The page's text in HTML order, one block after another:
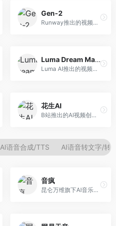
Gen-2
Runway推出的视频生成模型，专注于文生视频和视频风格转换。面向影视制作人和创意工作者，支持文本到视频、图像到视频等多种生成模式，视频质量专业级。
Luma Dream Machine
Luma AI推出的视频生成工具，专注于高质量视频创作。面向影视创作者和内容生产者，支持文生视频、图生视频，视频质量高，物理运动流畅自然。
花生AI
B站推出的AI视频创作工具，专注于短视频内容生成。面向B站创作者，支持视频生成、视频编辑等功能，与B站平台深度整合，创作效率高。
AI语音合成/TTS AI语音转文字/转
音疯
昆仑万维旗下AI音乐创作平台，专注于音乐内容生成。面向音乐爱好者和内容创作者，提供多种风格音乐生成，操作简便，创作速度快。